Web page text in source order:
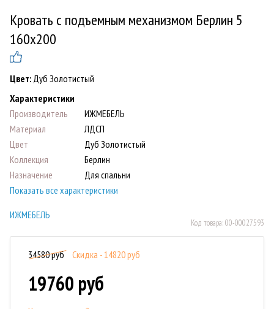
Кровать с подъемным механизмом Берлин 5
160х200
Цвет: Дуб Золотистый
Характеристики
Производитель
ИЖМЕБЕЛЬ
Материал
ЛДСП
Цвет
Дуб Золотистый
Коллекция
Берлин
Назначение
Для спальни
Показать все характеристики
ИЖМЕБЕЛЬ
Код товара:00-00027593
34580 руб Скидка - 14820 руб
19760 руб